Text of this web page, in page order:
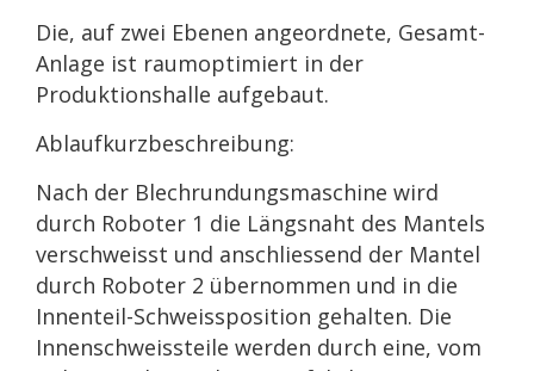
Die, auf zwei Ebenen angeordnete, Gesamt-
Anlage ist raumoptimiert in der
Produktionshalle aufgebaut.
Ablaufkurzbeschreibung:
Nach der Blechrundungsmaschine wird
durch Roboter 1 die Längsnaht des Mantels
verschweisst und anschliessend der Mantel
durch Roboter 2 übernommen und in die
Innenteil-Schweissposition gehalten. Die
Innenschweissteile werden durch eine, vom